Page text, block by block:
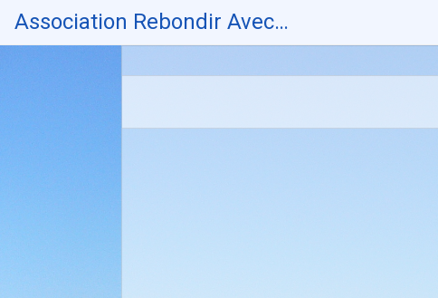
Association Rebondir Avec…